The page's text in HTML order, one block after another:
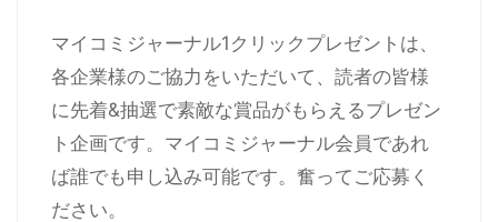
マイコミジャーナル1クリックプレゼントは、
各企業様のご協力をいただいて、読者の皆様
に先着&抽選で素敵な賞品がもらえるプレゼン
ト企画です。マイコミジャーナル会員であれ
ば誰でも申し込み可能です。奮ってご応募く
ださい。